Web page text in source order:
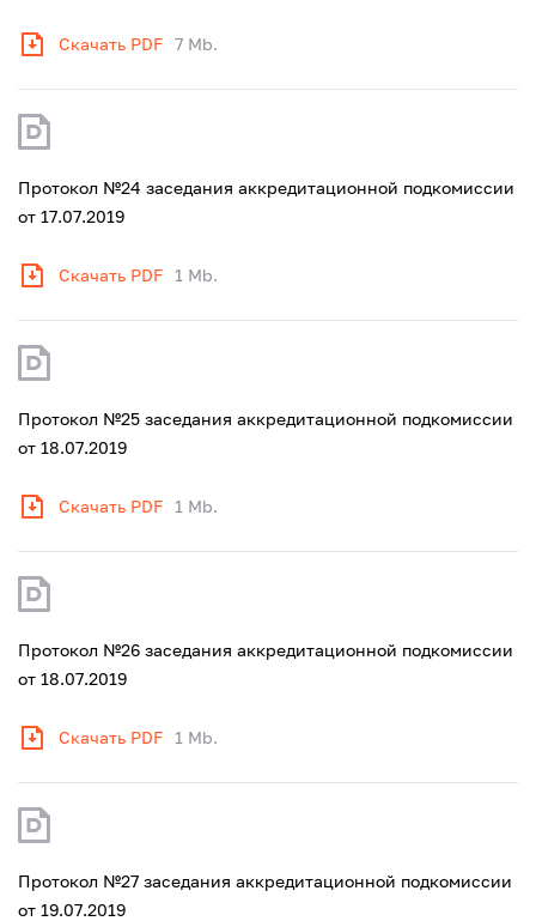
Скачать PDF 7 Mb.
Протокол №24 заседания аккредитационной подкомиссии
от 17.07.2019
Скачать PDF 1 Mb.
Протокол №25 заседания аккредитационной подкомиссии
от 18.07.2019
Скачать PDF 1 Mb.
Протокол №26 заседания аккредитационной подкомиссии
от 18.07.2019
Скачать PDF 1 Mb.
Протокол №27 заседания аккредитационной подкомиссии
от 19.07.2019